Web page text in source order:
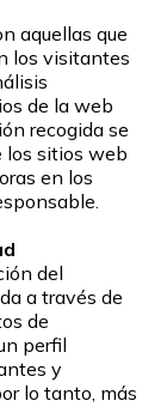
aquellas que
los visitantes
de la web
recogida se
los sitios web
en los
del
a través de
de
perfil
y
lo tanto, más